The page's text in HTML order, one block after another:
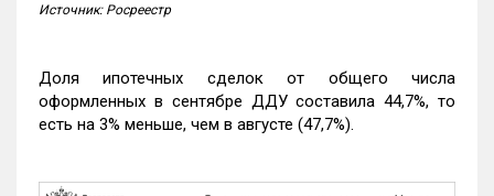
Источник: Росреестр
Доля ипотечных сделок от общего числа
оформленных в сентябре ДДУ составила 44,7%, то
есть на 3% меньше, чем в августе (47,7%).